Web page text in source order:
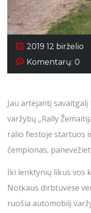
2019 12 birželio
Komentarų: 0
Jau artėjantį
varžybų „Rally
ralio fiestoje startuos
čempionas,
Iki lenktynių likus vos
Notkaus dirbtuvėse
ruošia automobilį